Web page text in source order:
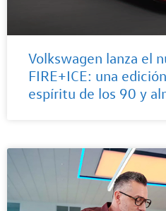
Volkswagen lanza el
FIRE+ICE: una
espíritu de los 90 y